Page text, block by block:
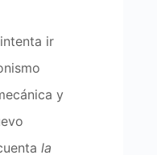
ir
y
la